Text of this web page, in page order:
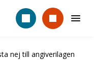
nej till angiverilagen